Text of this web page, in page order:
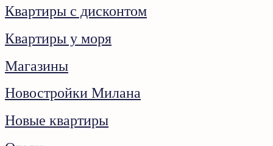
Квартиры с дисконтом
Квартиры у моря
Магазины
Новостройки Милана
Новые квартиры